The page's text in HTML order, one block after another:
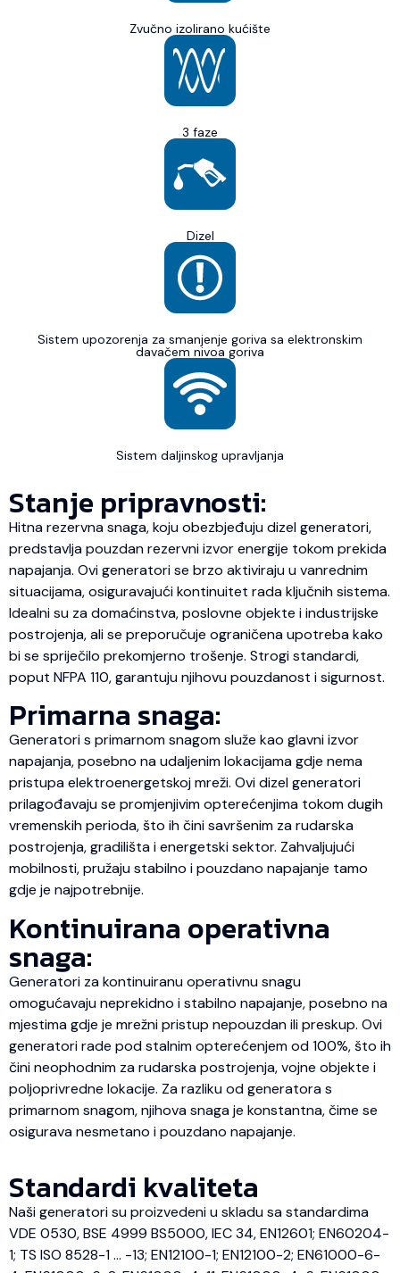
Zvučno izolirano kućište
3 faze
Dizel
Sistem upozorenja za smanjenje goriva sa elektronskim
davačem nivoa goriva
Sistem daljinskog upravljanja
Stanje pripravnosti:
Hitna rezervna snaga, koju obezbjeđuju dizel generatori,
predstavlja pouzdan rezervni izvor energije tokom prekida
napajanja. Ovi generatori se brzo aktiviraju u vanrednim
situacijama, osiguravajući kontinuitet rada ključnih sistema.
Idealni su za domaćinstva, poslovne objekte i industrijske
postrojenja, ali se preporučuje ograničena upotreba kako
bi se spriječilo prekomjerno trošenje. Strogi standardi,
poput NFPA 110, garantuju njihovu pouzdanost i sigurnost.
Primarna snaga:
Generatori s primarnom snagom služe kao glavni izvor
napajanja, posebno na udaljenim lokacijama gdje nema
pristupa elektroenergetskoj mreži. Ovi dizel generatori
prilagođavaju se promjenjivim opterećenjima tokom dugih
vremenskih perioda, što ih čini savršenim za rudarska
postrojenja, gradilišta i energetski sektor. Zahvaljujući
mobilnosti, pružaju stabilno i pouzdano napajanje tamo
gdje je najpotrebnije.
Kontinuirana operativna
snaga:
Generatori za kontinuiranu operativnu snagu
omogućavaju neprekidno i stabilno napajanje, posebno na
mjestima gdje je mrežni pristup nepouzdan ili preskup. Ovi
generatori rade pod stalnim opterećenjem od 100%, što ih
čini neophodnim za rudarska postrojenja, vojne objekte i
poljoprivredne lokacije. Za razliku od generatora s
primarnom snagom, njihova snaga je konstantna, čime se
osigurava nesmetano i pouzdano napajanje.
Standardi kvaliteta
Naši generatori su proizvedeni u skladu sa standardima
VDE 0530, BSE 4999 BS5000, IEC 34, EN12601; EN60204-
1; TS ISO 8528-1 … -13; EN12100-1; EN12100-2; EN61000-6-